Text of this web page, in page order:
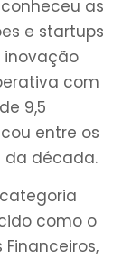
as
e startups
inovação
com
9,5
entre os
da década.
como o